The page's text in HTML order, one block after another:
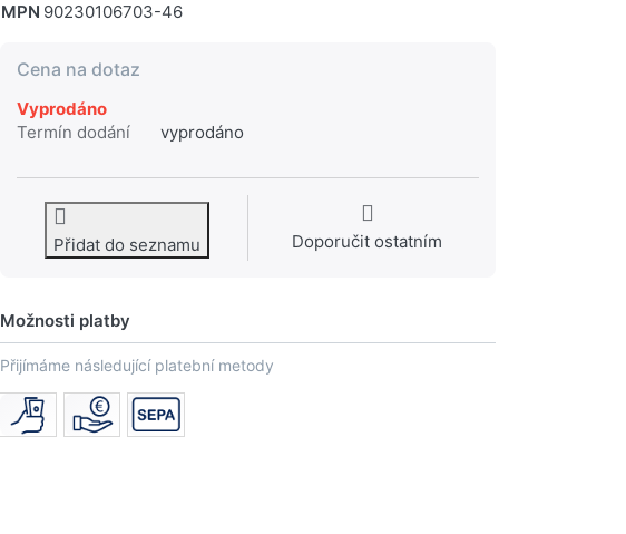
MPN 90230106703-46
Cena na dotaz
Vyprodáno
Termín dodání
vyprodáno
Přidat do seznamu Doporučit ostatním
Možnosti platby
Přijímáme následující platební metody